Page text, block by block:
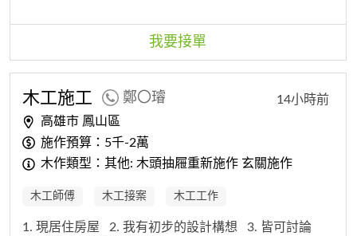
我要接單
木工施工 鄭〇璿
高雄市 鳳山區
施作預算：5千-2萬
木作類型：其他: 木頭抽屜重新施作 玄關施作
14小時前
木工師傅 木工接案 木工工作
1. 現居住房屋 2. 我有初步的設計構想
3. 皆可討論